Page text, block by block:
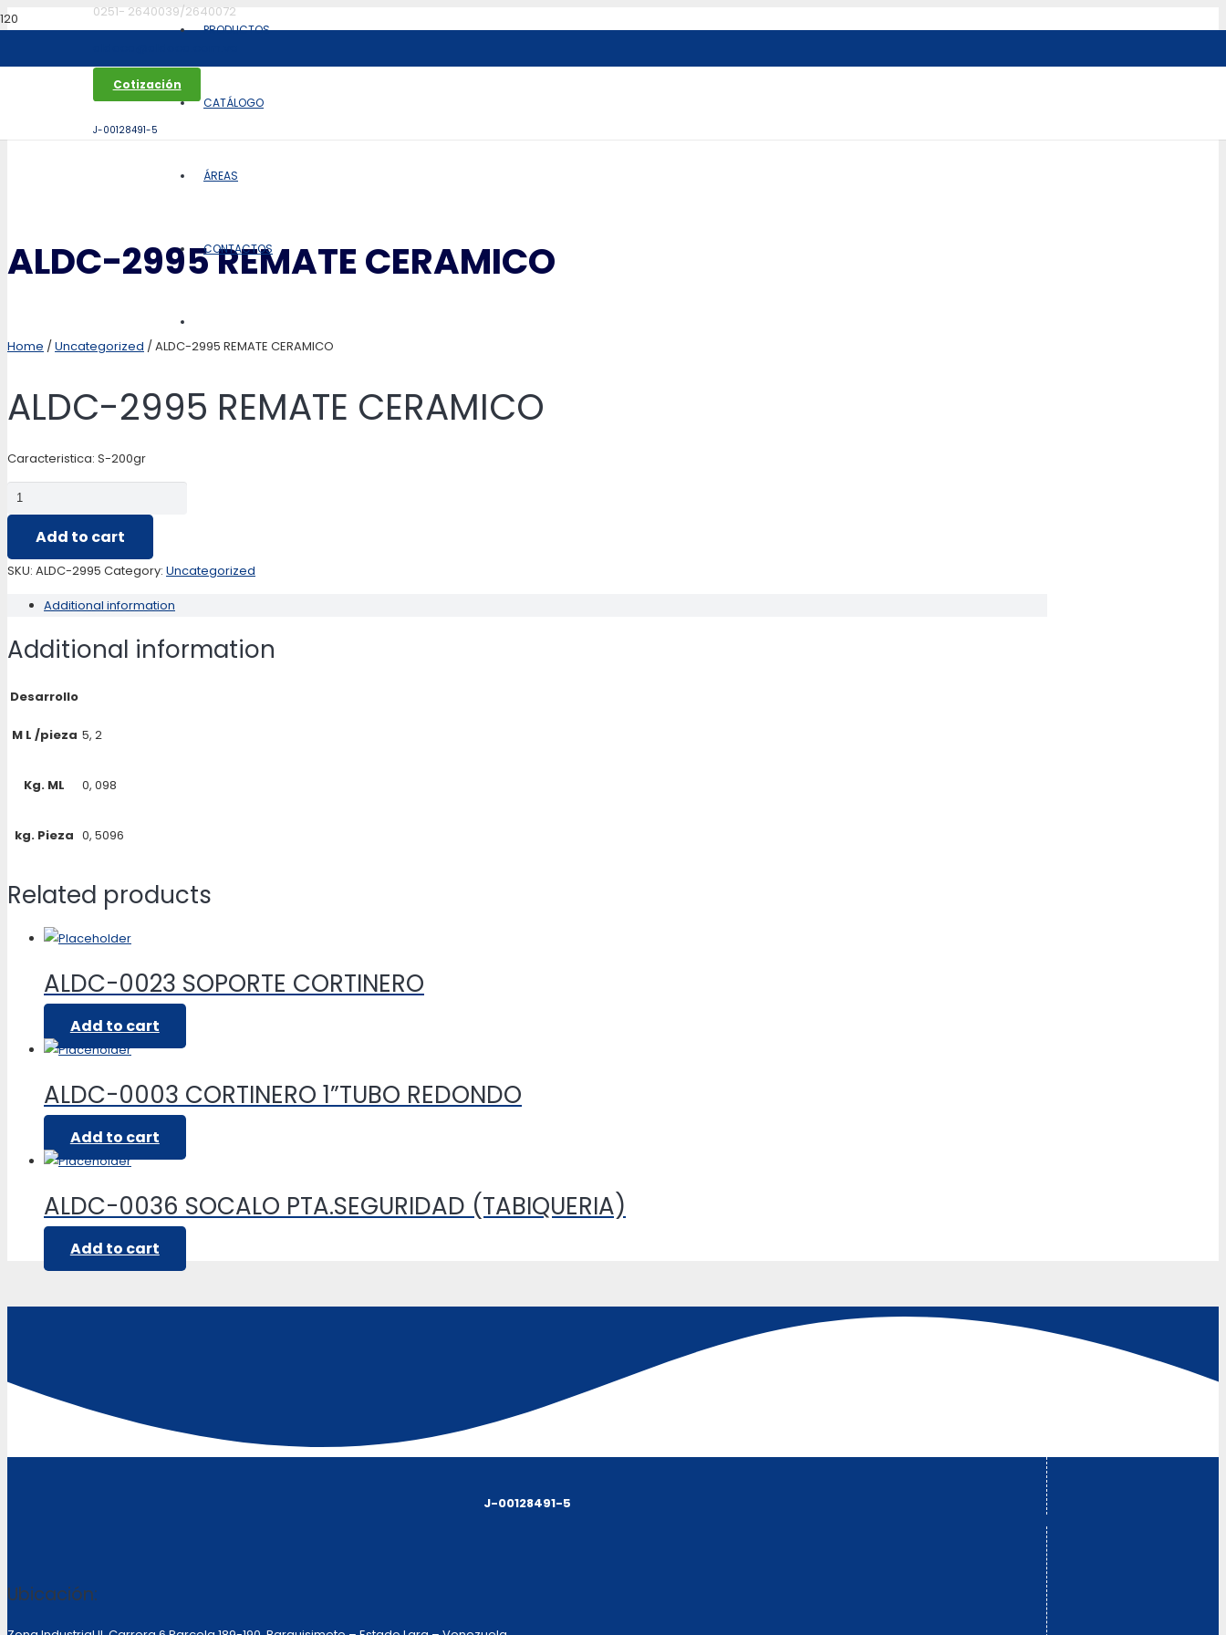
0251- 2640039/2640072
Cotización
J-00128491-5
PRODUCTOS
CATÁLOGO
ÁREAS
CONTACTOS
ALDC-2995 REMATE CERAMICO
Home /Uncategorized / ALDC-2995 REMATE CERAMICO
ALDC-2995 REMATE CERAMICO
Caracteristica: S-200gr
ALDC-
2995
REMATE
CERAMICO
Add to cart
SKU: ALDC-2995 Category: Uncategorized
Additional information
Additional information
Desarrollo
M L /pieza 5, 2
Kg. ML 0, 098
kg. Pieza 0, 5096
Related products
ALDC-0023 SOPORTE CORTINERO
Add to cart
ALDC-0003 CORTINERO 1”TUBO REDONDO
Add to cart
ALDC-0036 SOCALO PTA.SEGURIDAD (TABIQUERIA)
Add to cart
J-00128491-5
Ubicación: